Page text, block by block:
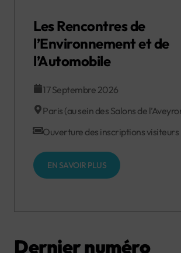
Les Rencontres de
l’Environnement et de
l’Automobile
17 Septembre 2026
Paris (au sein des Salons de
Ouverture des inscriptions visiteurs
EN SAVOIR PLUS
Dernier numéro